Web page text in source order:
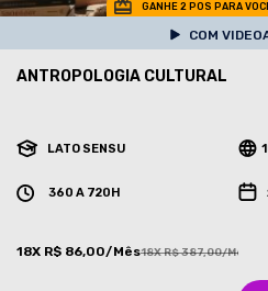
GANHE 2 POS PARA
COM
ANTROPOLOGIA CULTURAL
LATO SENSU
360 A 720H
18X R$ 86,00/Mês18X R$ 387,00/Mês